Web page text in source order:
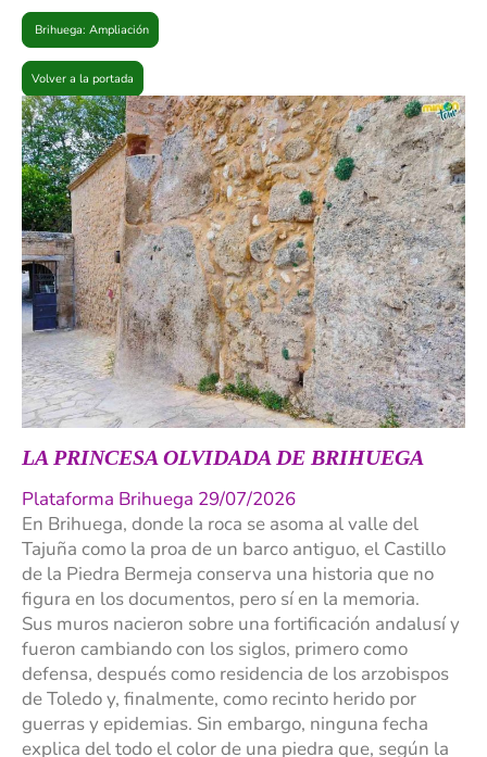
Brihuega: Ampliación
Volver a la portada
LA PRINCESA OLVIDADA DE BRIHUEGA
Plataforma Brihuega 29/07/2026
En Brihuega, donde la roca se asoma al valle del
Tajuña como la proa de un barco antiguo, el Castillo
de la Piedra Bermeja conserva una historia que no
figura en los documentos, pero sí en la memoria.
Sus muros nacieron sobre una fortificación andalusí y
fueron cambiando con los siglos, primero como
defensa, después como residencia de los arzobispos
de Toledo y, finalmente, como recinto herido por
guerras y epidemias. Sin embargo, ninguna fecha
explica del todo el color de una piedra que, según la